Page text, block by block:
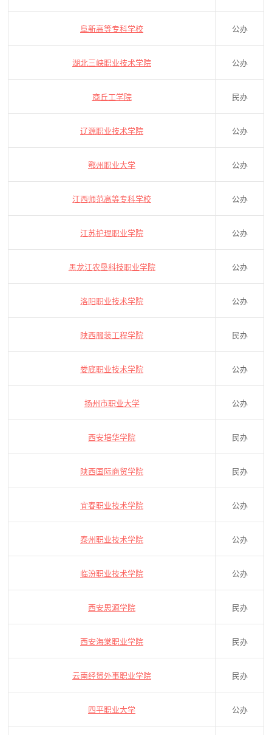
阜新高等专科学校 公办
湖北三峡职业技术学院 公办
商丘工学院 民办
辽源职业技术学院 公办
鄂州职业大学 公办
江西师范高等专科学校 公办
江苏护理职业学院 公办
黑龙江农垦科技职业学院 公办
洛阳职业技术学院 公办
陕西服装工程学院 民办
娄底职业技术学院 公办
扬州市职业大学 公办
西安培华学院 民办
陕西国际商贸学院 民办
宜春职业技术学院 公办
泰州职业技术学院 公办
临汾职业技术学院 公办
西安思源学院 民办
西安海棠职业学院 民办
云南经贸外事职业学院 民办
四平职业大学 公办